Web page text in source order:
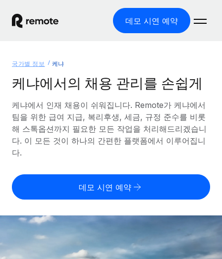
데모 시연 예약
글로벌 고용
글로벌 급여
규정을 준수하며 급여 지급을 손쉽게 처리
전 세계에서 규정을 준수하며 계약자 고용
계약자 관리
전 세계 계약자의 온보딩 및 관리
글로벌 서비스 제공
국가별 정보
미국 주별 정보
미국 모든 주 전역에서 채용 업무를 간소화
다른 업체들과 비교해보기
리소스
국가별 직원 오분류 리스크 확인
계약자 지급 계산기
글로벌 계약직을 위한 통화 옵션과 지급 소요 시간 확인
요금
English
Nederlands
국가별 정보 케냐
케냐에서의 채용 관리를 손쉽게
케냐에서 인재 채용이 쉬워집니다. Remote가 케냐에서
팀을 위한 급여 지급, 복리후생, 세금, 규정 준수를 비롯
해 스톡옵션까지 필요한 모든 작업을 처리해드리겠습니
다. 이 모든 것이 하나의 간편한 플랫폼에서 이루어집니
다.
데모 시연 예약